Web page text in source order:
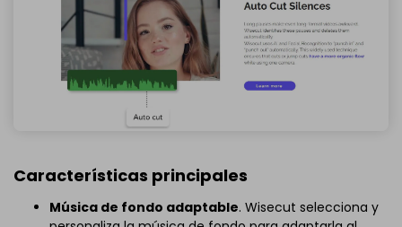
Características principales
Música de fondo adaptable. Wisecut selecciona y